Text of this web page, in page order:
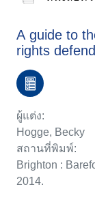
A guide to
rights
ผู้แต่ง:
Hogge, Becky
สถานที่พิมพ์:
Brighton :
2014.